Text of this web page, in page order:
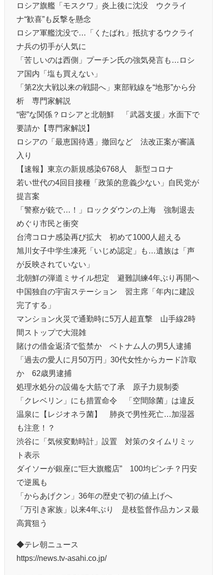
ロシア旗艦「モスクワ」炎上後に沈没 ウクライ
ナ“歓喜”も反撃を懸念
ロシア軍艦沈没で…「くたばれ」抵抗するウクライ
ナ兵の切手が人気に
「苦しいのは西側」プーチン氏の強気発言も…ロシ
ア国内「塩も買えない」
「第2次大戦以来の戦闘へ」東部戦線を“地形”から分
析 専門家解説
“密”な関係？ロシアと北朝鮮 「武器支援」水面下で
要請か【専門家解説】
ロシアの「最恵国待遇」撤回など 法改正案が審議
入り
【速報】東京の新規感染6768人 新型コロナ
若い世代の4回目接種「政策的意義少ない」自民党が
提言案
「警察が銃で…！」ロックダウンの上海 強制退去
めぐり市民と衝突
台湾コロナ感染再び拡大 初めて1000人超える
旭川女子中学生凍死「いじめ認定」も…遺族は「声
が反映されていない」
北朝鮮の弾道ミサイル想定 避難訓練4年ぶり再開へ
中国独自の宇宙ステーション 習主席「年内に建設
完了する」
マンション火災で通勤時に5万人超直撃 山手線2時
間ストップで大混雑
賭けの借金返済で監禁か ベトナム人の男5人逮捕
「過去の愛人に月50万円」30代女性からカード詐取
か 62歳男逮捕
処理水処分の設備を大筋で了承 原子力規制委
「クレベリン」にも措置命令 「空間除菌」は違反
温泉に【レジオネラ菌】 肺炎で男性死亡…加湿器
も注意！？
渋谷に「気候変動時計」設置 対策のタイムリミッ
ト表示
ダイソーが銀座に“巨大旗艦店” 100均ピンチ？円安
で逆風も
「からあげクン」36年の歴史で初の値上げへ
「万引き家族」以来4年ぶり 是枝監督作品カンヌ最
高賞狙う
◆テレ朝ニュース
https://news.tv-asahi.co.jp/